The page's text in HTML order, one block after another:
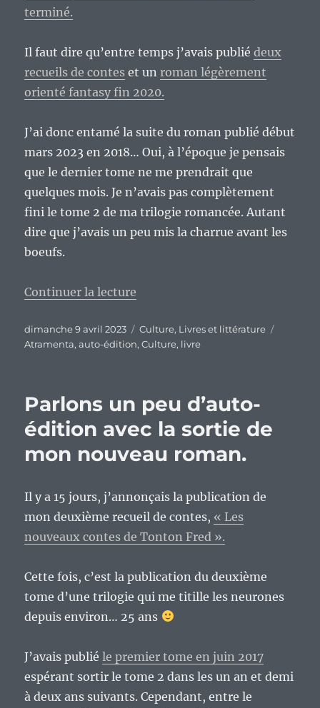
terminé.
Il faut dire qu’entre temps j’avais publiédeux
recueils de contes et un roman légèrement
orienté fantasy fin 2020.
J’ai donc entamé la suite du roman publié début
mars 2023 en 2018… Oui, à l’époque je pensais
que le dernier tome ne me prendrait que
quelques mois. Je n’avais pas complètement
fini le tome 2 de ma trilogie romancée. Autant
dire que j’avais un peu mis la charrue avant les
boeufs.
Continuer la lecture
Publié
le
dimanche 9 avril 2023 Catégories
Culture, Livres et littérature
Atramenta,auto-édition,Culture, livre
Parlons un peu d’auto-
édition avec la sortie de
mon nouveau roman.
Il y a 15 jours, j’annonçais la publication de
mon deuxième recueil de contes, « Les
nouveaux contes de Tonton Fred ».
Cette fois, c’est la publication du deuxième
tome d’une trilogie qui me titille les neurones
depuis environ… 25 ans
J’avais publiéle premier tome en juin 2017
espérant sortir le tome 2 dans les un an et demi
à deux ans suivants. Cependant, entre le